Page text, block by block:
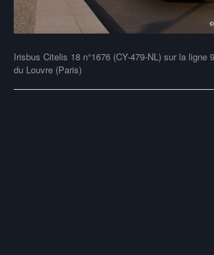
Irisbus Citelis 18 n°1676 (CY-479-NL) sur la ligne
du Louvre (Paris)
Post